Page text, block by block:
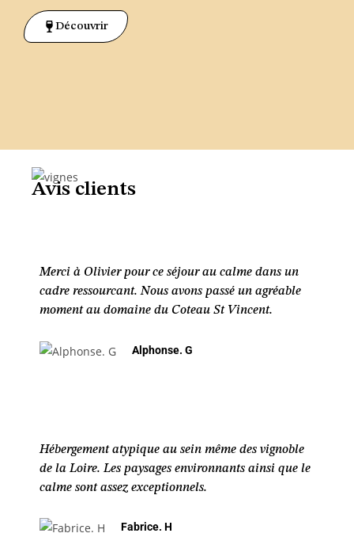
Découvrir
Avis clients
Merci à Olivier pour ce séjour au calme dans un
cadre ressourcant. Nous avons passé un agréable
moment au domaine du Coteau St Vincent.
Alphonse. G
Hébergement atypique au sein même des vignoble
de la Loire. Les paysages environnants ainsi que le
calme sont assez exceptionnels.
Fabrice. H